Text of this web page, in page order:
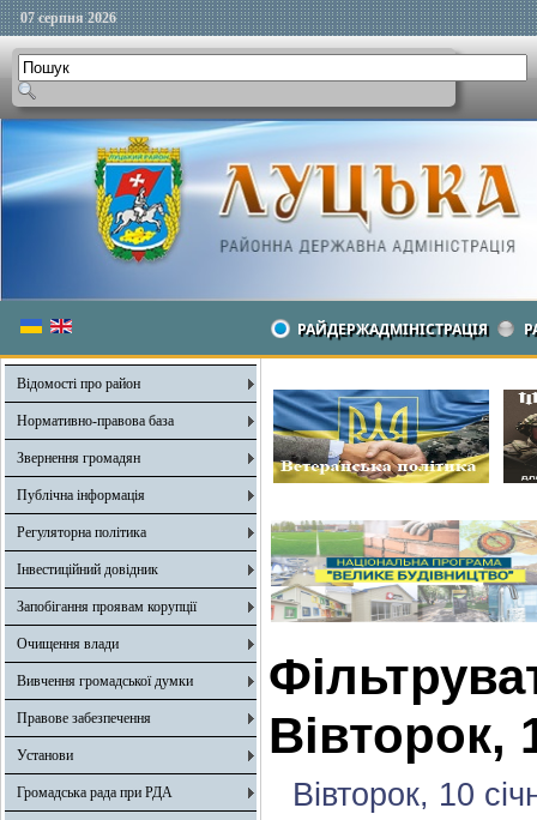
07 серпня 2026
РАЙДЕРЖАДМІНІСТРАЦІЯ
Відомості про район
Нормативно-правова база
Звернення громадян
Публічна інформація
Регуляторна політика
Інвестиційний довідник
Запобігання проявам корупції
Очищення влади
Вивчення громадської думки
Правове забезпечення
Установи
Громадська рада при РДА
Вівторок,
Вівторок, 10